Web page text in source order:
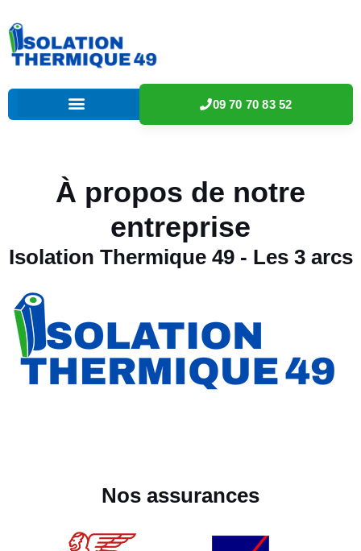
09 70 70 83 52
À propos de notre
entreprise
Isolation Thermique 49 - Les 3 arcs
Nos assurances